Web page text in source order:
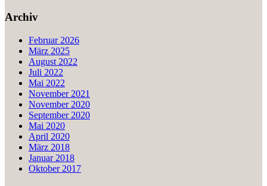
Archiv
Februar 2026
März 2025
August 2022
Juli 2022
Mai 2022
November 2021
November 2020
September 2020
Mai 2020
April 2020
März 2018
Januar 2018
Oktober 2017